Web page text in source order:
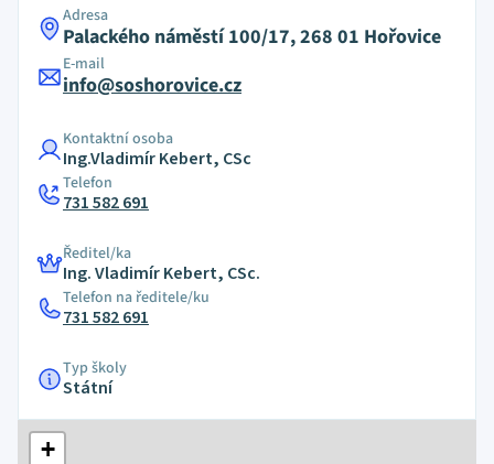
Adresa
Palackého náměstí 100/17, 268 01 Hořovice
E-mail
info@soshorovice.cz
Kontaktní osoba
Ing.Vladimír Kebert, CSc
Telefon
731 582 691
Ředitel/ka
Ing. Vladimír Kebert, CSc.
Telefon na ředitele/ku
731 582 691
Typ školy
Státní
+